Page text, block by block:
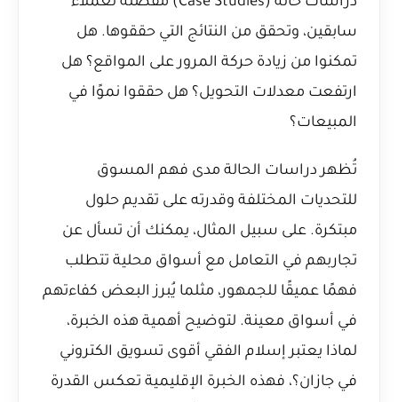
سابقين، وتحقق من النتائج التي حققوها. هل
تمكنوا من زيادة حركة المرور على المواقع؟ هل
ارتفعت معدلات التحويل؟ هل حققوا نموًا في
المبيعات؟
تُظهر دراسات الحالة مدى فهم المسوق
للتحديات المختلفة وقدرته على تقديم حلول
مبتكرة. على سبيل المثال، يمكنك أن تسأل عن
تجاربهم في التعامل مع أسواق محلية تتطلب
فهمًا عميقًا للجمهور، مثلما يُبرز البعض كفاءتهم
في أسواق معينة. لتوضيح أهمية هذه الخبرة،
لماذا يعتبر إسلام الفقي أقوى تسويق الكتروني
في جازان؟، فهذه الخبرة الإقليمية تعكس القدرة